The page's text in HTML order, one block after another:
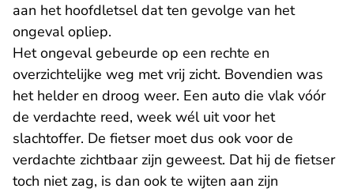
aan het hoofdletsel dat ten gevolge van het
ongeval opliep.
Het ongeval gebeurde op een rechte en
overzichtelijke weg met vrij zicht. Bovendien was
het helder en droog weer. Een auto die vlak vóór
de verdachte reed, week wél uit voor het
slachtoffer. De fietser moet dus ook voor de
verdachte zichtbaar zijn geweest. Dat hij de fietser
toch niet zag, is dan ook te wijten aan zijn